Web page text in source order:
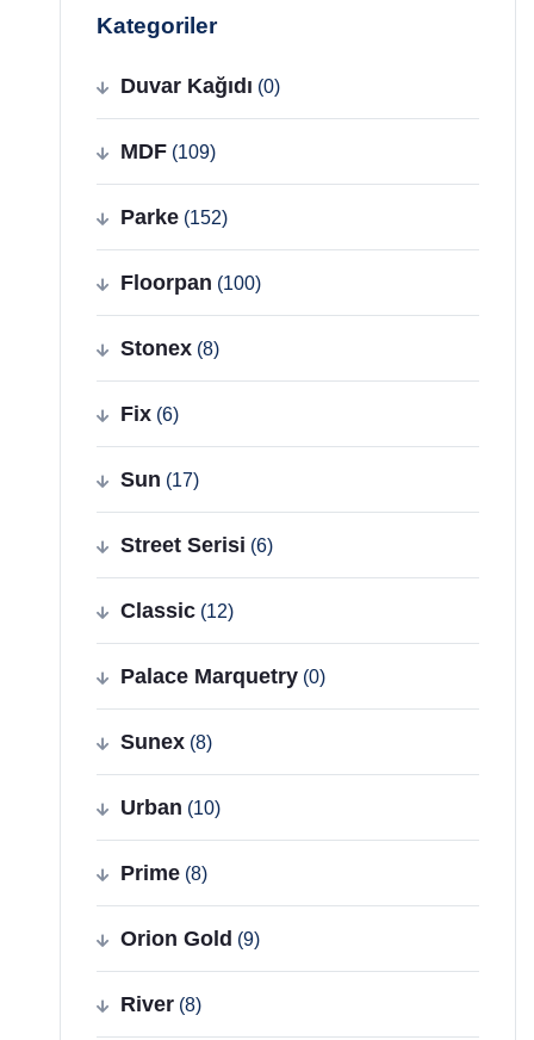
Kategoriler
Duvar Kağıdı (0)
MDF (109)
Parke (152)
Floorpan (100)
Stonex (8)
Fix (6)
Sun (17)
Street Serisi (6)
Classic (12)
Palace Marquetry (0)
Sunex (8)
Urban (10)
Prime (8)
Orion Gold (9)
River (8)